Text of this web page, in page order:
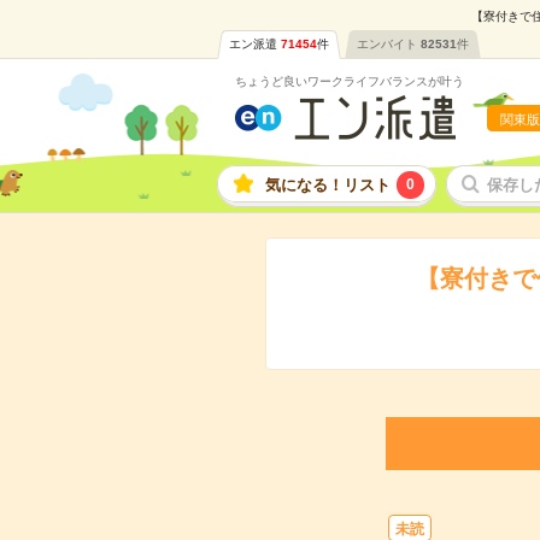
【寮付き
エン派遣 71454件 エンバイト 82531件
ちょうど良いワークライフバランスが叶う
関東版
気になる！リスト 0 保存し
【寮付き
未読